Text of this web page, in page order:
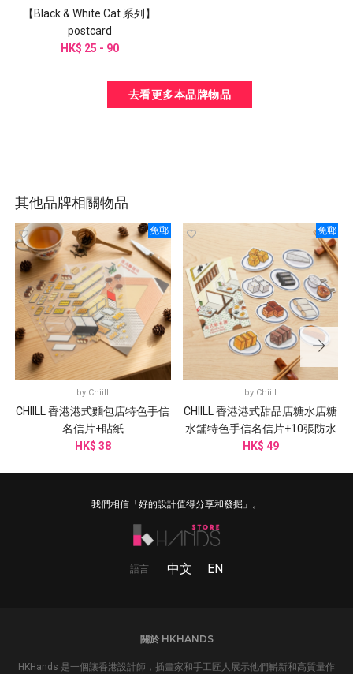
【Black & White Cat 系列】
postcard
HK$ 25 - 90
去看更多本品牌物品
其他品牌相關物品
免郵
by Chiill
CHIILL 香港港式麵包店特色手信
名信片+貼紙
HK$ 38
免郵
by Chiill
CHIILL 香港港式甜品店糖水店糖
水舖特色手信名信片+10張防水
貼紙
HK$ 49
我們相信「好的設計值得分享和發掘」。
語言 中文 EN
關於 HKHANDS
HKHands 是一個讓香港設計師，插畫家和手工匠人展示他們嶄新和高質量作